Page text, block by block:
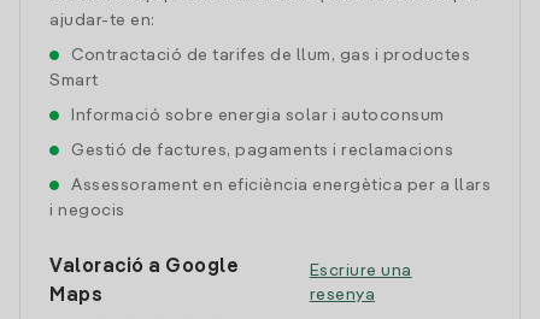
ajudar-te en:
Contractació de tarifes de llum, gas i productes
Smart
Informació sobre energia solar i autoconsum
Gestió de factures, pagaments i reclamacions
Assessorament en eficiència energètica per a llars
i negocis
Valoració a Google
Maps
Escriure una
resenya